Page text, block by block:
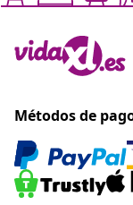
Métodos de